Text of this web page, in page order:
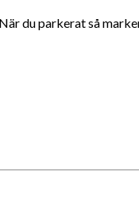
du parkerat så